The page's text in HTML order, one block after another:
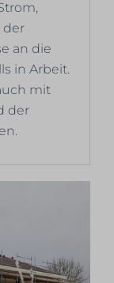
der
an die
in Arbeit.
mit
der